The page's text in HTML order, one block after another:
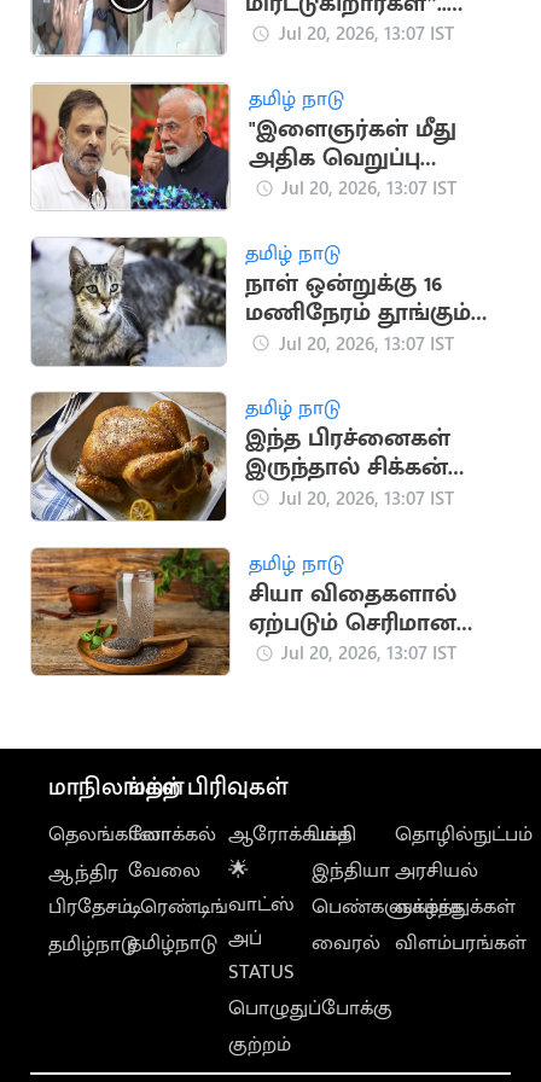
கைதான MLA
கதறல்
Jul 20, 2026, 13:07 IST
தமிழ் நாடு
"இளைஞர்கள் மீது
அதிக வெறுப்பு
கொண்டவர் பிரதமர்
Jul 20, 2026, 13:07 IST
தமிழ் நாடு
நாள் ஒன்றுக்கு 16
மணிநேரம் தூங்கும்
பூனைகளின் விசித்திர
Jul 20, 2026, 13:07 IST
தமிழ் நாடு
இந்த பிரச்னைகள்
இருந்தால் சிக்கன்
சாப்பிடுவதை
Jul 20, 2026, 13:07 IST
தமிழ் நாடு
சியா விதைகளால்
ஏற்படும் செரிமான
பிரச்சினைகள்
Jul 20, 2026, 13:07 IST
மாநிலங்கள்
தெலங்கானா
ஆந்திர
பிரதேசம்
தமிழ்நாடு
மற்ற பிரிவுகள்
லோக்கல்
வேலை
டிரெண்டிங்
தமிழ்நாடு
ஆரோக்கியம்
🌟
வாட்ஸ்
அப்
STATUS
பொழுதுப்போக்கு
குற்றம்
பக்தி
இந்தியா
பெண்களுக்காக
வைரல்
தொழில்நுட்பம்
அரசியல்
வாழ்த்துக்கள்
விளம்பரங்கள்